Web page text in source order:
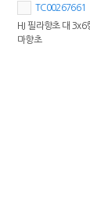
TC00267661
HJ 필라향초 대
마향초